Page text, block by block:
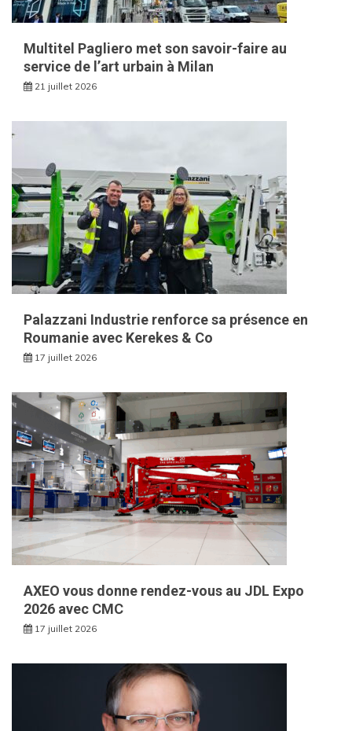
Multitel Pagliero met son savoir-faire au
service de l’art urbain à Milan
21 juillet 2026
Palazzani Industrie renforce sa présence en
Roumanie avec Kerekes & Co
17 juillet 2026
AXEO vous donne rendez-vous au JDL Expo
2026 avec CMC
17 juillet 2026